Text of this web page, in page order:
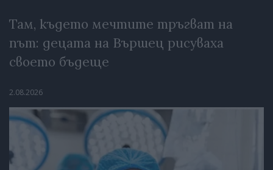
Там, където мечтите тръгват на
път: децата на Вършец рисуваха
своето бъдеще
2.08.2026